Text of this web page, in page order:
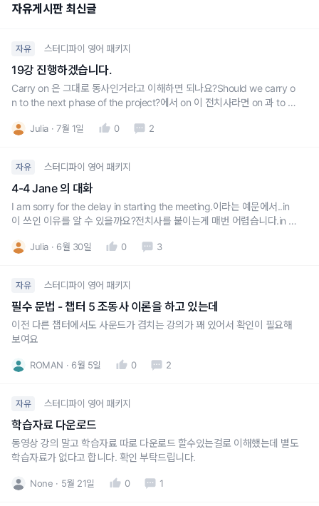
자유게시판 최신글
자유 스터디파이 영어 패키지
19강 진행하겠습니다.
Carry on 은 그대로 동사인거라고 이해하면 되나요?Should we carry o
n to the next phase of the project?에서 on 이 전치사라면 on 과 to 가
인부탁드립니다.그리고 Proceed to 의 예문에서,Our team is ready to
Julia 7월 1일 0 2
자유 스터디파이 영어 패키지
4-4 Jane 의 대화
I am sorry for the delay in starting the meeting.이라는 예문에서..in
이 쓰인 이유를 알 수 있을까요?전치사를 붙이는게 매번 어렵습니다.in 은
은 ~대해 로 쓰일때가 있고at과 in 과 on 은 또 날짜셀때도 넘 헷갈립니다.
Julia 6월 30일 0 3
자유 스터디파이 영어 패키지
필수 문법 - 챕터 5 조동사 이론을 하고 있는데
이전 다른 챕터에서도 사운드가 겹치는 강의가 꽤 있어서 확인이 필요해
보여요
ROMAN 6월 5일 0 2
자유 스터디파이 영어 패키지
학습자료 다운로드
동영상 강의 말고 학습자료 따로 다운로드 할수있는걸로 이해했는데 별도
학습자료가 없다고 합니다. 확인 부탁드립니다.
None 5월 21일 0 1